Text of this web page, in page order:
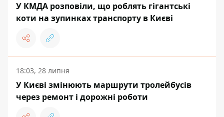
У КМДА розповіли, що роблять гігантські
коти на зупинках транспорту в Києві
18:03, 28 липня
У Києві змінюють маршрути тролейбусів
через ремонт і дорожні роботи